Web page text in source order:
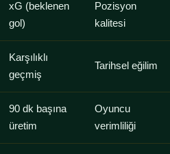
xG (beklenen
gol)
Pozisyon
kalitesi
Karşılıklı
geçmiş
Tarihsel eğilim
90 dk başına
üretim
Oyuncu
verimliliği